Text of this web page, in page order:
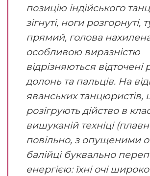
позицію індійського
зігнуті, ноги розгорнуті,
прямий, голова
особливою виразністю
відрізняються відточені
долонь та пальців. На
яванських танцюристів,
розігрують дійство в
вишуканій техніці
повільно, з опущеними
балійці буквально
енергією: їхні очі